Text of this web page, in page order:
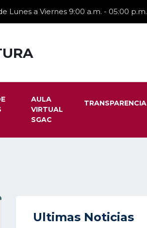
Lunes a Viernes 9:00 a.m. - 05:00 p.m.
AULA
VIRTUAL
SGAC
TRANSPARENCIA
Ultimas Noticias